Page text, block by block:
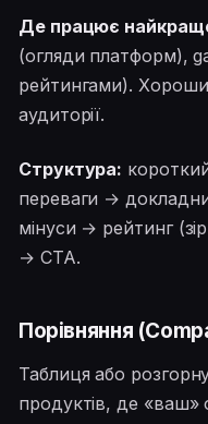
Де працює
(огляди платформ),
рейтингами).
аудиторії.
Структура:
переваги →
мінуси → рейтинг
→ CTA.
Порівняння
Таблиця або
продуктів, де